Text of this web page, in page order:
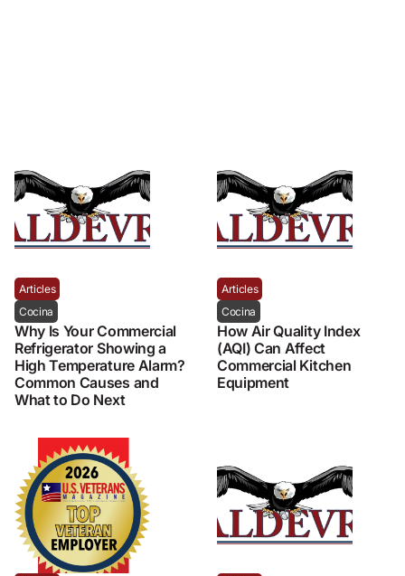
Articles
Cocina
Why Is Your Commercial
Refrigerator Showing a
High Temperature Alarm?
Common Causes and
What to Do Next
Articles
Cocina
How Air Quality Index
(AQI) Can Affect
Commercial Kitchen
Equipment